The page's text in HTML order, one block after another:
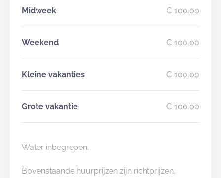
Midweek € 100,00
Weekend € 100,00
Kleine vakanties € 100,00
Grote vakantie € 100,00
Water inbegrepen.
Bovenstaande huurprijzen zijn richtprijzen,